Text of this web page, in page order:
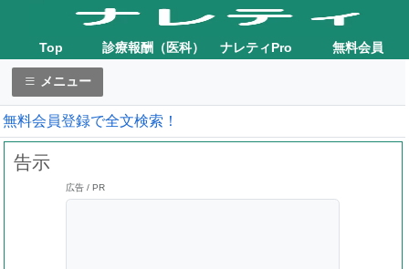
Top 診療報酬（医科） ナレティPro 無料会員
メニュー
無料会員登録で全文検索！
告示
広告 / PR